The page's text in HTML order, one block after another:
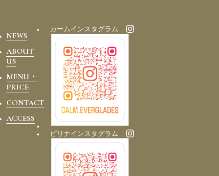
NEWS
ABOUT
US
MENU・
PRICE
CONTACT
ACCESS
カームインスタグラム
ピリナインスタグラム